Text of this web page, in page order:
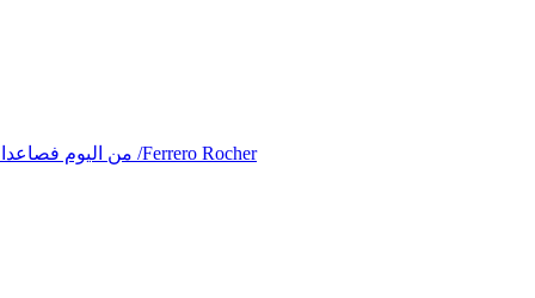
من اليوم فصاعدا لن تشتري فيريرو روشيه قومي بصنعها في البيت/من مطبخ سلسبيل /Ferrero Rocher